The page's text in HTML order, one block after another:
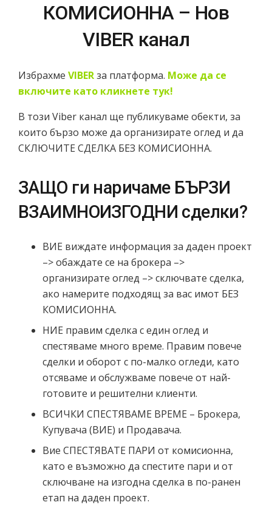
КОМИСИОННА – Нов
VIBER канал
Избрахме VIBERза платформа. Може да се
включите като кликнете тук!
В този Viber канал ще публикуваме обекти, за
които бързо може да организирате оглед и да
СКЛЮЧИТЕ СДЕЛКА БЕЗ КОМИСИОННА.
ЗАЩО ги наричаме БЪРЗИ
ВЗАИМНОИЗГОДНИ сделки?
ВИЕ виждате информация за даден проект
–> обаждате се на брокера –>
организирате оглед –> сключвате сделка,
ако намерите подходящ за вас имот БЕЗ
КОМИСИОННА.
НИЕ правим сделка с един оглед и
спестяваме много време. Правим повече
сделки и оборот с по-малко огледи, като
отсяваме и обслужваме повече от най-
готовите и решителни клиенти.
ВСИЧКИ СПЕСТЯВАМЕ ВРЕМЕ – Брокера,
Купувача (ВИЕ) и Продавача.
Вие СПЕСТЯВАТЕ ПАРИ от комисионна,
като е възможно да спестите пари и от
сключване на изгодна сделка в по-ранен
етап на даден проект.